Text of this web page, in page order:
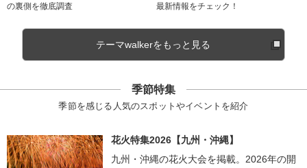
の裏側を徹底調査
最新情報をチェック！
テーマwalkerをもっと見る
季節特集
季節を感じる人気のスポットやイベントを紹介
花火特集2026【九州・沖縄】
九州・沖縄の花火大会を掲載。2026年の開